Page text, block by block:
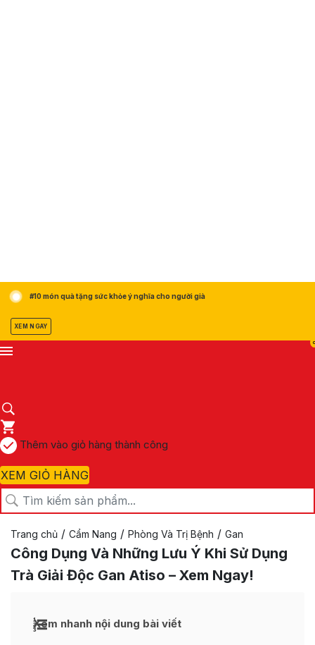
#10 món quà tặng sức khỏe ý nghĩa cho người già
XEM NGAY
0
Thêm vào giỏ hàng thành công
XEM GIỎ HÀNG
Trang chủ / Cẩm Nang / Phòng Và Trị Bệnh / Gan
Công Dụng Và Những Lưu Ý Khi Sử Dụng
Trà Giải Độc Gan Atiso – Xem Ngay!
Xem nhanh nội dung bài viết